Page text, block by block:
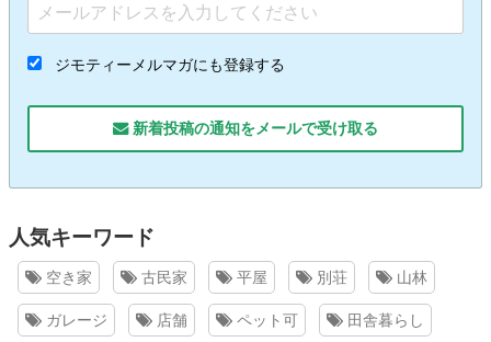
ジモティーメルマガにも登録する
新着投稿の通知をメールで受け取る
人気キーワード
空き家 古民家 平屋 別荘 山林
ガレージ 店舗 ペット可 田舎暮らし